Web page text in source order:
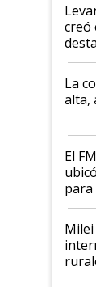
creó
que
de
La
alta,
El
para
a